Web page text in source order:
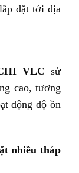
đặt tới địa
VLC sử
cao, tương
động độ ồn
nhiều tháp